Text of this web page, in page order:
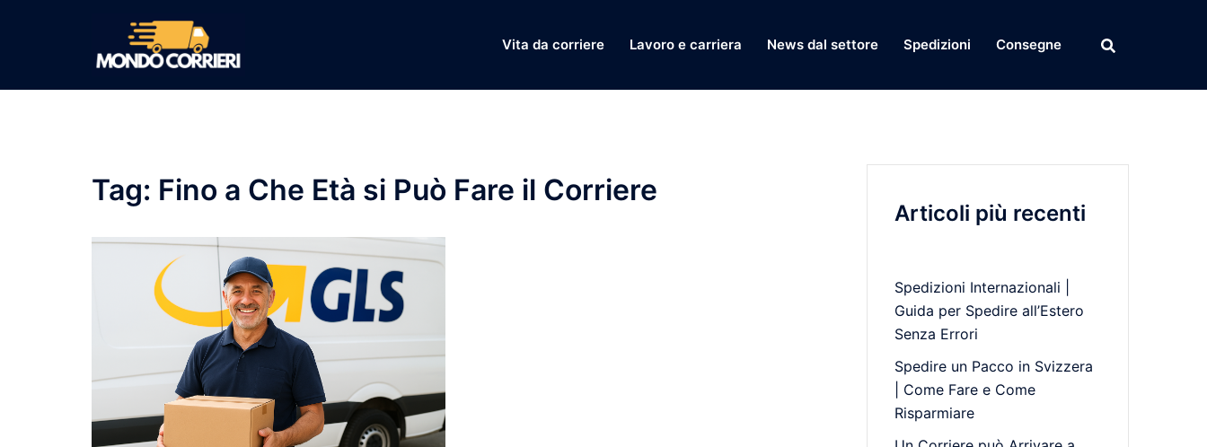
Vita da corriere Lavoro e carriera News dal settore Spedizioni Consegne
Tag: Fino a Che Età si Può Fare il Corriere
Articoli più recenti
Spedizioni Internazionali |
Guida per Spedire all’Estero
Senza Errori
Spedire un Pacco in Svizzera
| Come Fare e Come
Risparmiare